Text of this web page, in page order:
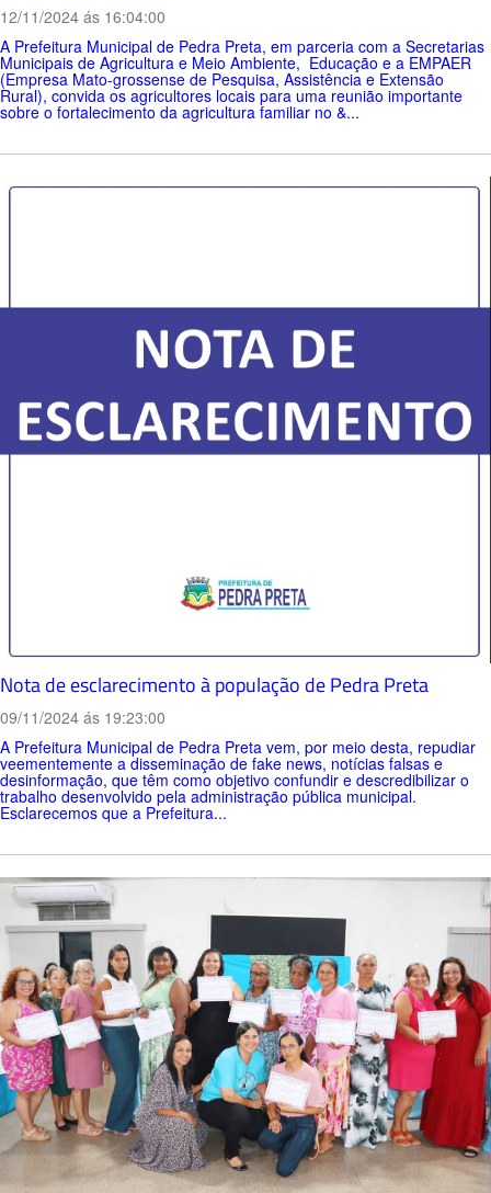
12/11/2024 ás 16:04:00
A Prefeitura Municipal de Pedra Preta, em parceria com a Secretarias
Municipais de Agricultura e Meio Ambiente, Educação e a EMPAER
(Empresa Mato-grossense de Pesquisa, Assistência e Extensão
Rural), convida os agricultores locais para uma reunião importante
sobre o fortalecimento da agricultura familiar no &...
Nota de esclarecimento à população de Pedra Preta
09/11/2024 ás 19:23:00
A Prefeitura Municipal de Pedra Preta vem, por meio desta, repudiar
veementemente a disseminação de fake news, notícias falsas e
desinformação, que têm como objetivo confundir e descredibilizar o
trabalho desenvolvido pela administração pública municipal.
Esclarecemos que a Prefeitura...